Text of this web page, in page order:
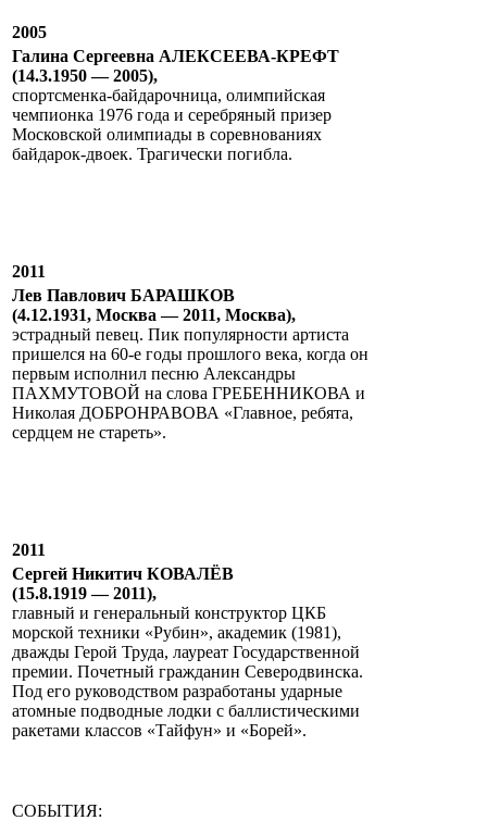
2005
Галина Сергеевна АЛЕКСЕЕВА-КРЕФТ
(14.3.1950 — 2005),
спортсменка-байдарочница, олимпийская
чемпионка 1976 года и серебряный призер
Московской олимпиады в соревнованиях
байдарок-двоек. Трагически погибла.
2011
Лев Павлович БАРАШКОВ
(4.12.1931, Москва — 2011, Москва),
эстрадный певец. Пик популярности артиста
пришелся на 60-е годы прошлого века, когда он
первым исполнил песню Александры
ПАХМУТОВОЙ на слова ГРЕБЕННИКОВА и
Николая ДОБРОНРАВОВА «Главное, ребята,
сердцем не стареть».
2011
Сергей Никитич КОВАЛЁВ
(15.8.1919 — 2011),
главный и генеральный конструктор ЦКБ
морской техники «Рубин», академик (1981),
дважды Герой Труда, лауреат Государственной
премии. Почетный гражданин Северодвинска.
Под его руководством разработаны ударные
атомные подводные лодки с баллистическими
ракетами классов «Тайфун» и «Борей».
СОБЫТИЯ: